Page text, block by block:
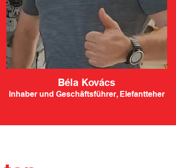
Béla Kovács
Inhaber und Geschäftsführer, Elefantteher